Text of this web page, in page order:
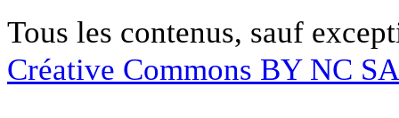
Tous les contenus, sauf
Créative Commons BY NC SA